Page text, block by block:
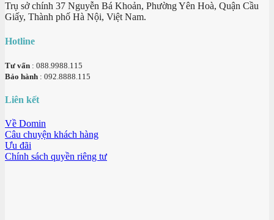
Trụ sở chính 37 Nguyễn Bá Khoản, Phường Yên Hoà, Quận Cầu
Giấy, Thành phố Hà Nội, Việt Nam.
Hotline
Tư vấn : 088.9988.115
Bảo hành : 092.8888.115
Liên kết
Về Domin
Câu chuyện khách hàng
Ưu đãi
Chính sách quyền riêng tư